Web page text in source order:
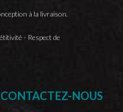
à la livraison.
- Respect de
CONTACTEZ-NOUS